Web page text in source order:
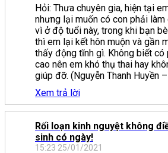
Hỏi: Thưa chuyên gia, hiện tại
nhưng lại muốn có con phải
vì ở độ tuổi này, trong khi bạn
thì em lại kết hôn muộn và gần
thấy động tĩnh gì. Không biết
cao nên em khó thụ thai hay
giúp đỡ. (Nguyễn Thanh Huyền
Xem trả lời
Rối loạn kinh nguyệt không
sinh có ngày!
15:23 25/01/2021